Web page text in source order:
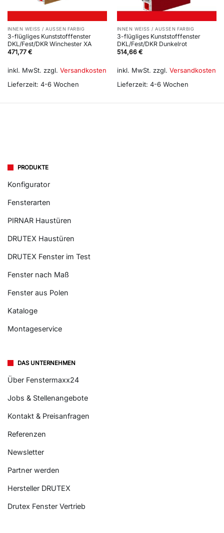
INNEN WEISS / AUSSEN FARBIG
3-flügliges Kunststofffenster
DKL/Fest/DKR Winchester XA
471,77 €
inkl. MwSt. zzgl. Versandkosten
Lieferzeit: 4-6 Wochen
INNEN WEISS / AUSSEN FARBIG
3-flügliges Kunststofffenster
DKL/Fest/DKR Dunkelrot
514,66 €
inkl. MwSt. zzgl. Versandkosten
Lieferzeit: 4-6 Wochen
PRODUKTE
Konfigurator
Fensterarten
PIRNAR Haustüren
DRUTEX Haustüren
DRUTEX Fenster im Test
Fenster nach Maß
Fenster aus Polen
Kataloge
Montageservice
DAS UNTERNEHMEN
Über Fenstermaxx24
Jobs & Stellenangebote
Kontakt & Preisanfragen
Referenzen
Newsletter
Partner werden
Hersteller DRUTEX
Drutex Fenster Vertrieb